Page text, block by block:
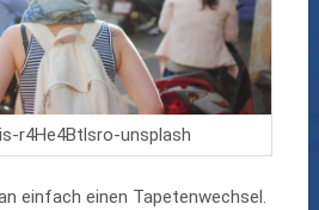
r4He4Btlsro-unsplash
einfach einen Tapetenwechsel.